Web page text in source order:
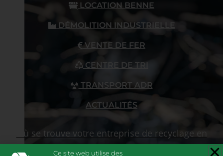
LOCATION BENNE
DÉMOLITION INDUSTRIELLE
VENTE DE FER
CENTRE DE TRI
TRANSPORT ADR
ACTUALITÉS
Où se trouve votre entreprise de recyclage en
Tarn-et-Garonne
Ce site web utilise des